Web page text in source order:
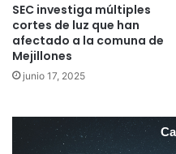
SEC investiga múltiples
cortes de luz que han
afectado a la comuna de
Mejillones
junio 17, 2025